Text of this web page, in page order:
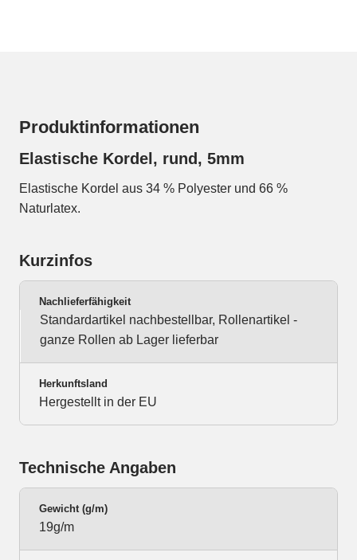
Produktinformationen
Elastische Kordel, rund, 5mm
Elastische Kordel aus 34 % Polyester und 66 %
Naturlatex.
Kurzinfos
Nachlieferfähigkeit
Standardartikel nachbestellbar, Rollenartikel -
ganze Rollen ab Lager lieferbar
Herkunftsland
Hergestellt in der EU
Technische Angaben
Gewicht (g/m)
19g/m